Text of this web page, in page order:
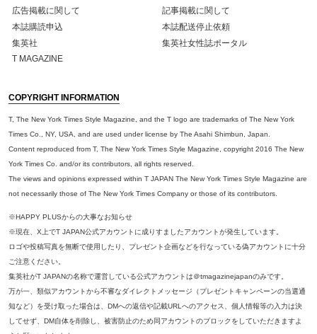
広告掲載に関して
記事掲載に関して
本誌購読申込
本誌配送停止依頼
集英社
集英社女性誌ポータル
T MAGAZINE
COPYRIGHT INFORMATION
T, The New York Times Style Magazine, and the T logo are trademarks of The New York
Times Co., NY, USA, and are used under license by The Asahi Shimbun, Japan.
Content reproduced from T, The New York Times Style Magazine, copyright 2016 The New
York Times Co. and/or its contributors, all rights reserved.
The views and opinions expressed within T JAPAN The New York Times Style Magazine are
not necessarily those of The New York Times Company or those of its contributors.
※HAPPY PLUSからの大事なお知らせ
※現在、X上でT JAPAN公式アカウントに成りすましたアカウントが発生しています。
ロゴや投稿写真を無断で使用したり、プレゼント企画などを行なっている偽アカウントに十分
ご注意ください。
集英社がT JAPANの名称で運営している公式アカウントは＠tmagazinejapanのみです。
万が一、類似アカウントから不審なダイレクトメッセージ（プレゼントキャンペーンの当選通
知など）を受け取った場合は、DMへの返信や記載URLへのアクセス、個人情報等の入力は決
してせず、DM自体を削除し、被害防止のため同アカウントのブロックをしていただきますよ